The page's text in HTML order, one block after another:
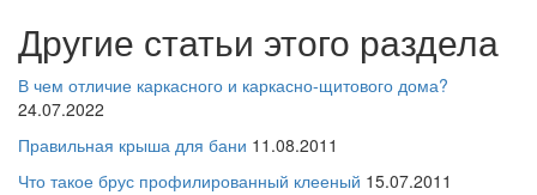
Другие статьи этого раздела
В чем отличие каркасного и каркасно-щитового дома?
24.07.2022
Правильная крыша для бани 11.08.2011
Что такое брус профилированный клееный 15.07.2011